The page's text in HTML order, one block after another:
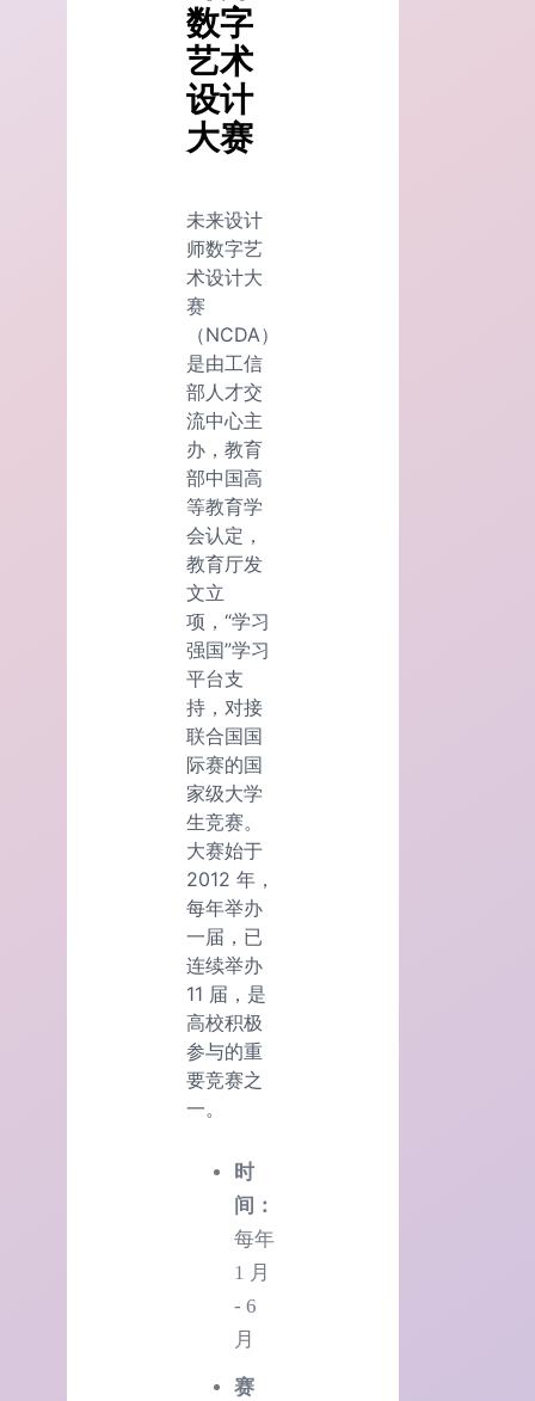
数字
艺术
设计
大赛
未来设计
师数字艺
术设计大
赛
（NCDA）
是由工信
部人才交
流中心主
办，教育
部中国高
等教育学
会认定，
教育厅发
文立
项，“学习
强国”学习
平台支
持，对接
联合国国
际赛的国
家级大学
生竞赛。
大赛始于
2012 年，
每年举办
一届，已
连续举办
11 届，是
高校积极
参与的重
要竞赛之
一。
时
间：
每年
1 月
- 6
月
赛